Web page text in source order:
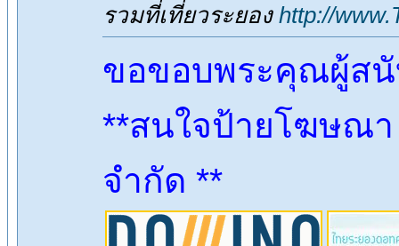
รวมที่เที่ยวระยอง http://
ขอขอบพระคุณผู้สนั
**สนใจป้ายโฆษณ
จำกัด **